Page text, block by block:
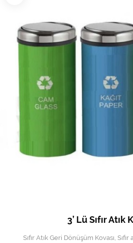
Endüstriyel Zemin Yıkama Makineleri
Halı Yıkama Makinesi
Hijyen Malzemeleri
Tek-Çift Kovalı Temizlik Arabası
3’ Lü Sıfır Atık
Sıfır Atık Geri Dönüşüm Kovası,